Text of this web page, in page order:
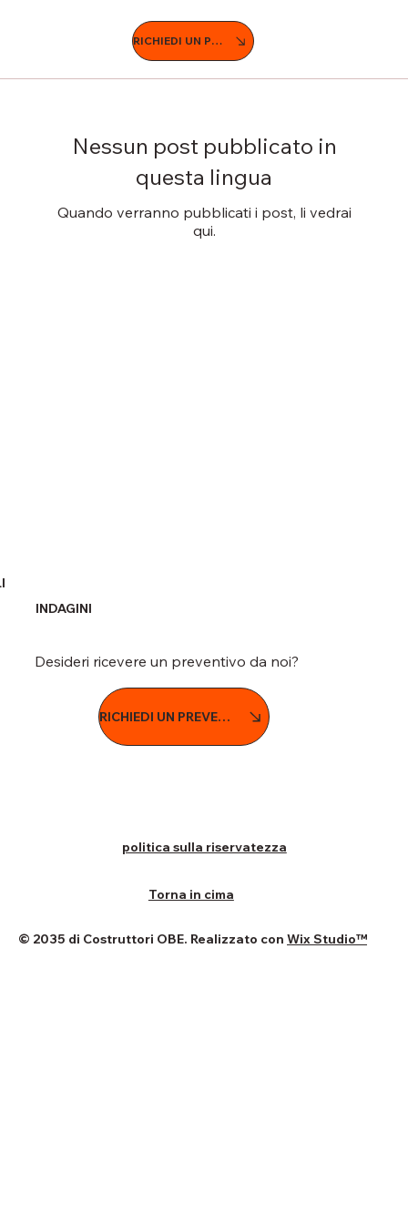
RICHIEDI UN PREVENTIVO
Nessun post pubblicato in
questa lingua
Quando verranno pubblicati i post, li vedrai
qui.
INDAGINI
Desideri ricevere un preventivo da noi?
RICHIEDI UN PREVENTIVO
politica sulla riservatezza
Torna in cima
© 2035 di Costruttori OBE. Realizzato con Wix Studio™